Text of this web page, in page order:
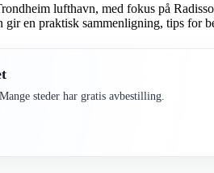
lufthavn, med fokus på
en praktisk sammenligning, tips for
steder har gratis avbestilling.